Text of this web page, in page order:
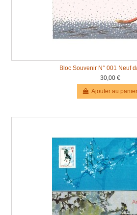
Bloc Souvenir N° 001 Neuf
30,00 €
Ajouter au panier